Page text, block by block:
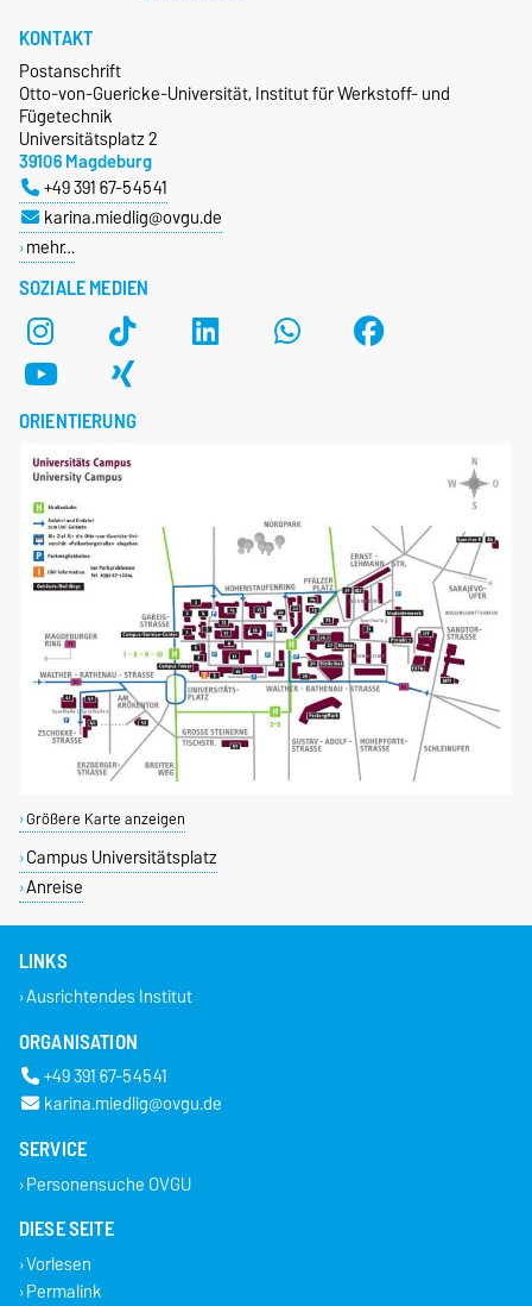
SOZIALE MEDIEN
KONTAKT
Postanschrift
Otto-von-Guericke-Universität, Institut für Werkstoff- und
Fügetechnik
Universitätsplatz 2
39106 Magdeburg
+49 391 67-54541
karina.miedlig@ovgu.de
mehr…
ORIENTIERUNG
Größere Karte anzeigen
Campus Universitätsplatz
Anreise
LINKS
Ausrichtendes Institut
ORGANISATION
+49 391 67-54541
karina.miedlig@ovgu.de
SERVICE
Personensuche OVGU
DIESE SEITE
Vorlesen
Permalink